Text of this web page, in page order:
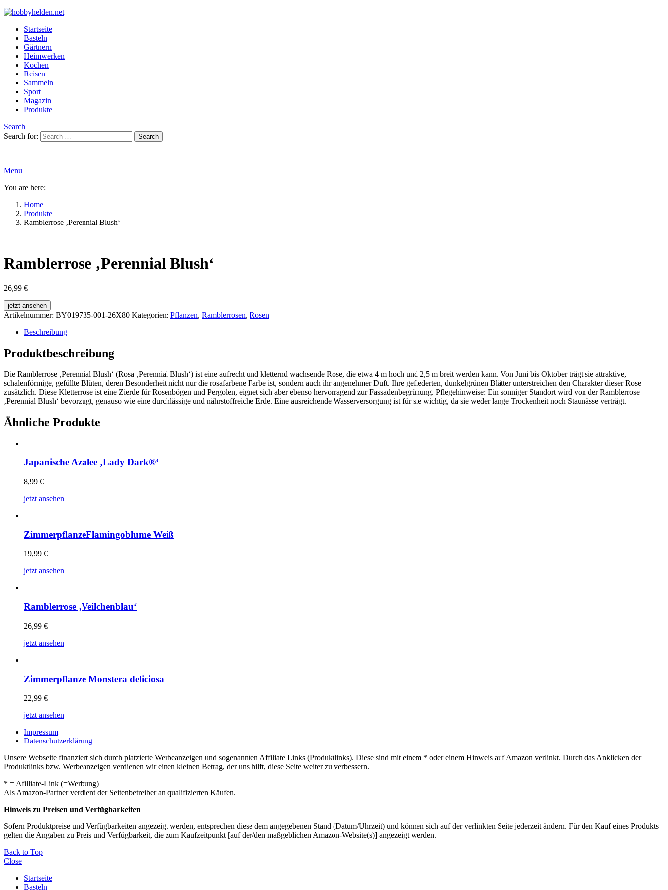
Startseite
Basteln
Gärtnern
Heimwerken
Kochen
Reisen
Sammeln
Sport
Magazin
Produkte
Search
Search for:
Search
Menu
You are here:
Home
Produkte
Ramblerrose ‚Perennial Blush‘
Ramblerrose ‚Perennial Blush‘
26,99 €
jetzt ansehen
Artikelnummer: BY019735-001-26X80 Kategorien: Pflanzen, Ramblerrosen, Rosen
Beschreibung
Produktbeschreibung
Die Ramblerrose ‚Perennial Blush‘ (Rosa ‚Perennial Blush‘) ist eine aufrecht und kletternd wachsende Rose, die etwa 4 m hoch und 2,5 m breit werden kann. Von Juni bis Oktober trägt sie attraktive,
schalenförmige, gefüllte Blüten, deren Besonderheit nicht nur die rosafarbene Farbe ist, sondern auch ihr angenehmer Duft. Ihre gefiederten, dunkelgrünen Blätter unterstreichen den Charakter dieser Rose
zusätzlich. Diese Kletterrose ist eine Zierde für Rosenbögen und Pergolen, eignet sich aber ebenso hervorragend zur Fassadenbegrünung. Pflegehinweise: Ein sonniger Standort wird von der Ramblerrose
‚Perennial Blush‘ bevorzugt, genauso wie eine durchlässige und nährstoffreiche Erde. Eine ausreichende Wasserversorgung ist für sie wichtig, da sie weder lange Trockenheit noch Staunässe verträgt.
Ähnliche Produkte
Japanische Azalee ‚Lady Dark®‘
8,99 €
jetzt ansehen
ZimmerpflanzeFlamingoblume Weiß
19,99 €
jetzt ansehen
Ramblerrose ‚Veilchenblau‘
26,99 €
jetzt ansehen
Zimmerpflanze Monstera deliciosa
22,99 €
jetzt ansehen
Impressum
Datenschutzerklärung
Unsere Webseite finanziert sich durch platzierte Werbeanzeigen und sogenannten Affiliate Links (Produktlinks). Diese sind mit einem * oder einem Hinweis auf Amazon verlinkt. Durch das Anklicken der
Produktlinks bzw. Werbeanzeigen verdienen wir einen kleinen Betrag, der uns hilft, diese Seite weiter zu verbessern.
* = Afilliate-Link (=Werbung)
Als Amazon-Partner verdient der Seitenbetreiber an qualifizierten Käufen.
Hinweis zu Preisen und Verfügbarkeiten
Sofern Produktpreise und Verfügbarkeiten angezeigt werden, entsprechen diese dem angegebenen Stand (Datum/Uhrzeit) und können sich auf der verlinkten Seite jederzeit ändern. Für den Kauf eines Produkts
gelten die Angaben zu Preis und Verfügbarkeit, die zum Kaufzeitpunkt [auf der/den maßgeblichen Amazon-Website(s)] angezeigt werden.
Back to Top
Close
Startseite
Basteln